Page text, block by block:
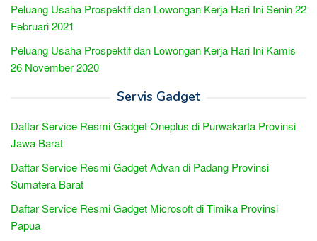
Peluang Usaha Prospektif dan Lowongan Kerja Hari Ini Senin 22
Februari 2021
Peluang Usaha Prospektif dan Lowongan Kerja Hari Ini Kamis
26 November 2020
Servis Gadget
Daftar Service Resmi Gadget Oneplus di Purwakarta Provinsi
Jawa Barat
Daftar Service Resmi Gadget Advan di Padang Provinsi
Sumatera Barat
Daftar Service Resmi Gadget Microsoft di Timika Provinsi
Papua